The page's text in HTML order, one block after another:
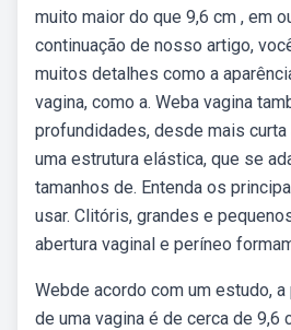
muito maior do que 9,6 cm , em
continuação de nosso artigo,
muitos detalhes como a
vagina, como a. Weba vagina
profundidades, desde mais curta
uma estrutura elástica, que se
tamanhos de. Entenda os
usar. Clitóris, grandes e
abertura vaginal e períneo
Webde acordo com um estudo,
de uma vagina é de cerca de 9,6